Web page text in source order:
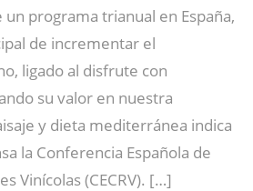
un programa trianual en España,
de incrementar el
ligado al disfrute con
su valor en nuestra
y dieta mediterránea indica
la Conferencia Española de
Vinícolas (CECRV). […]